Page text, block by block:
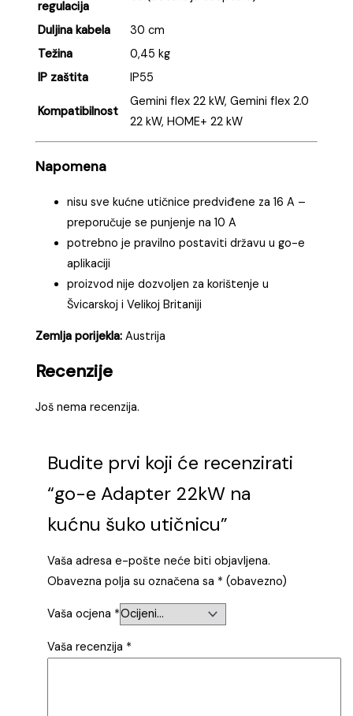
regulacija
Duljina kabela
30 cm
Težina
0,45 kg
IP zaštita
IP55
Kompatibilnost
Gemini flex 22 kW, Gemini flex 2.0
22 kW, HOME+ 22 kW
Napomena
nisu sve kućne utičnice predviđene za 16 A –
preporučuje se punjenje na 10 A
potrebno je pravilno postaviti državu u go-e
aplikaciji
proizvod nije dozvoljen za korištenje u
Švicarskoj i Velikoj Britaniji
Zemlja porijekla: Austrija
Recenzije
Još nema recenzija.
Budite prvi koji će recenzirati
“go-e Adapter 22kW na
kućnu šuko utičnicu”
Vaša adresa e-pošte neće biti objavljena.
Obavezna polja su označena sa * (obavezno)
Vaša ocjena *
Vaša recenzija *